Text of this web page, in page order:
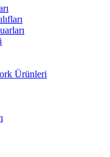
Ürünleri